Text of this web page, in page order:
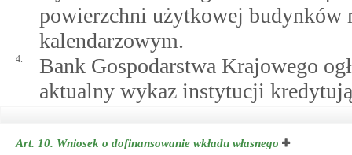
powierzchni użytkowej budynków
kalendarzowym.
4.
Bank Gospodarstwa Krajowego
aktualny wykaz instytucji
Art. 10. Wniosek o dofinansowanie wkładu własnego